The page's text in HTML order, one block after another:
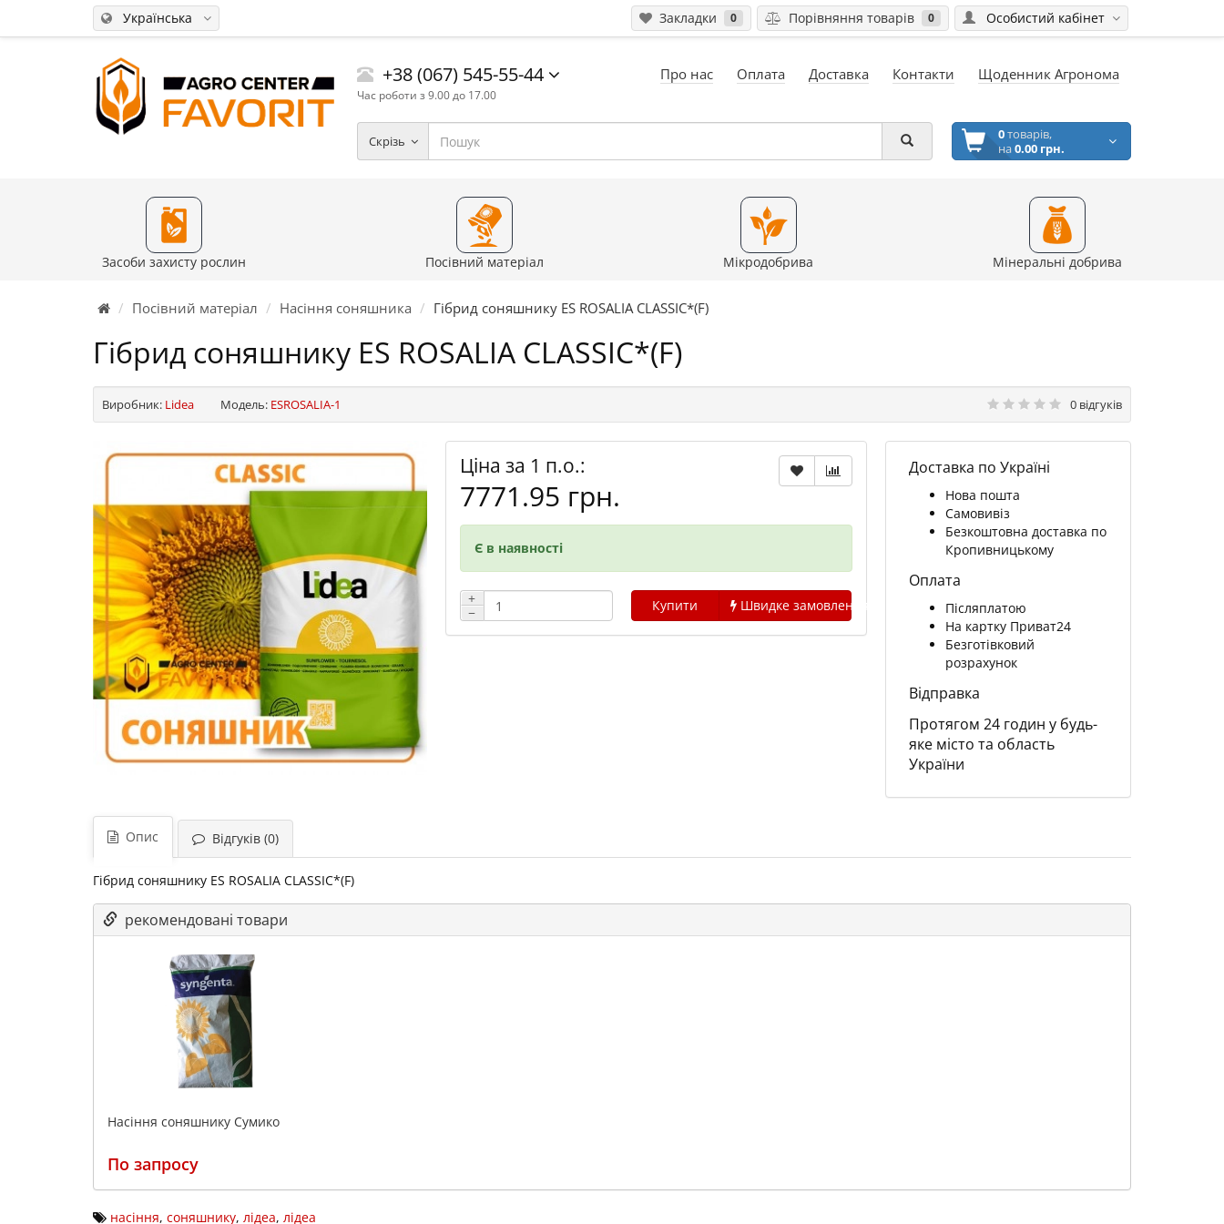
Українська Особистий кабінет
Закладки 0 Порівняння товарів 0
+38 (067) 545-55-44
Час роботи з 9.00 до 17.00
Про нас Оплата Доставка Контакти Щоденник Агронома
Скрізь 0товарів,
на0.00 грн.
Засоби захисту рослин Посівний матеріал Мікродобрива Мінеральні добрива
Посівний матеріал Насіння соняшника Гібрид соняшнику ES ROSALIA CLASSIC*(F)
Гібрид соняшнику ES ROSALIA CLASSIC*(F)
Виробник: Lidea Модель: ESROSALIA-1 0 відгуків
Ціна за 1 п.о.:
7771.95 грн.
Є в наявності
+
−
Купити Швидке замовлення
Доставка по Україні
Нова пошта
Самовивіз
Безкоштовна доставка по
Кропивницькому
Оплата
Післяплатою
На картку Приват24
Безготівковий
розрахунок
Відправка
Протягом 24 годин у будь-
яке місто та область
України
Опис Відгуків (0)
Гібрид соняшнику ES ROSALIA CLASSIC*(F)
рекомендовані товари
Насіння соняшнику Сумико
По запросу
насіння, соняшнику, лідеа, лідеа